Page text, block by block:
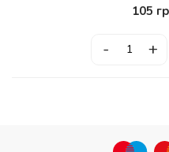
105
- +